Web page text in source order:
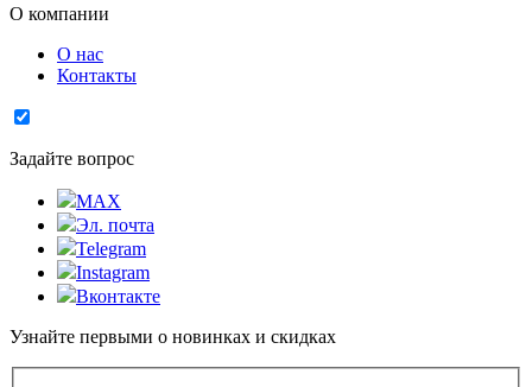
О компании
О нас
Контакты
Задайте вопрос
MAX
Эл. почта
Telegram
Instagram
Вконтакте
Узнайте первыми о новинках и скидках